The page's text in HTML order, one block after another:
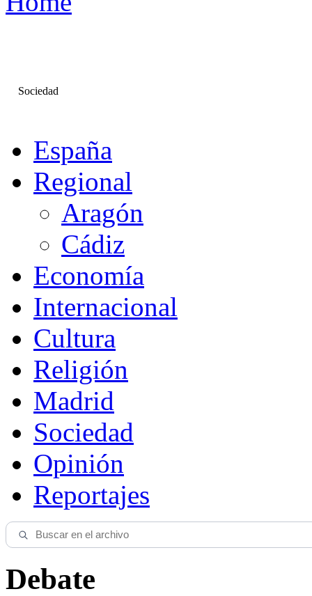
Sociedad
España
Regional
Aragón
Cádiz
Economía
Internacional
Cultura
Religión
Madrid
Sociedad
Opinión
Reportajes
Debate